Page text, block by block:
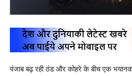
पंजाब बढ़ रही ठंड और कोहरे के बीच एक भयानक